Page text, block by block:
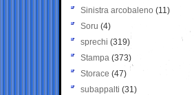
Sinistra arcobaleno (11)
Soru (4)
sprechi (319)
Stampa (373)
Storace (47)
subappalti (31)